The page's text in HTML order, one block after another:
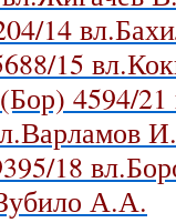
14
15
4594/
18
А.А.